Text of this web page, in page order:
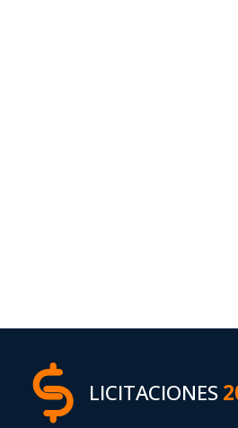
LICITACIONES